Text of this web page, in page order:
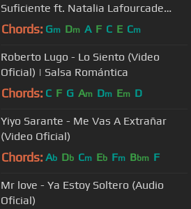
Suficiente ft. Natalia Lafourcade
(Live)
Chords: Gm Dm A F C E Cm
Roberto Lugo - Lo Siento (Video
Oficial) | Salsa Romántica
Chords: C F G Am Dm Em D
Yiyo Sarante - Me Vas A Extrañar
(Video Oficial)
Chords: Ab Db Cm Eb Fm Bbm F
Mr love - Ya Estoy Soltero (Audio
Oficial)